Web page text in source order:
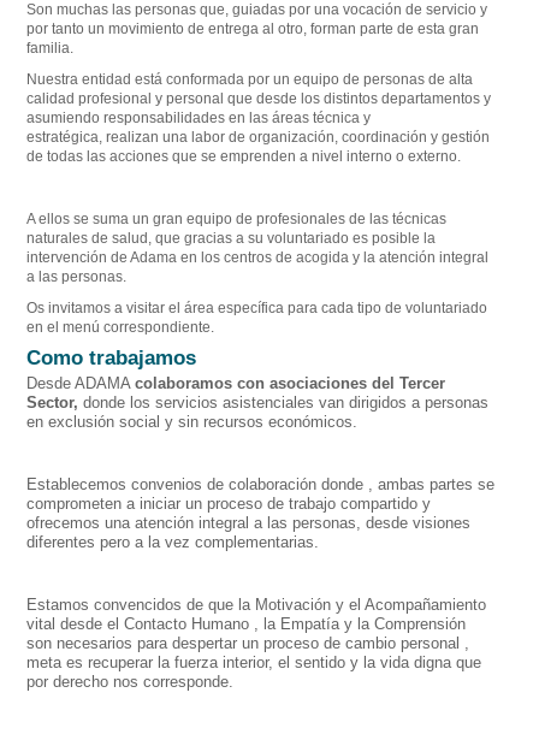
Son muchas las personas que, guiadas por una vocación de servicio y
por tanto un movimiento de entrega al otro, forman parte de esta gran
familia.
Nuestra entidad está conformada por un equipo de personas de alta
calidad profesional y personal que desde los distintos departamentos y
asumiendo responsabilidades en las áreas técnica y
estratégica, realizan una labor de organización, coordinación y gestión
de todas las acciones que se emprenden a nivel interno o externo.
A ellos se suma un gran equipo de profesionales de las técnicas
naturales de salud, que gracias a su voluntariado es posible la
intervención de Adama en los centros de acogida y la atención integral
a las personas.
Os invitamos a visitar el área específica para cada tipo de voluntariado
en el menú correspondiente.
Como trabajamos
Desde ADAMAcolaboramos con asociaciones del Tercer
Sector, donde los servicios asistenciales van dirigidos a personas
en exclusión social y sin recursos económicos.
Establecemos convenios de colaboración donde , ambas partes se
comprometen a iniciar un proceso de trabajo compartido y
ofrecemos una atención integral a las personas, desde visiones
diferentes pero a la vez complementarias.
Estamos convencidos de que la Motivación y el Acompañamiento
vital desde el Contacto Humano , la Empatía y la Comprensión
son necesarios para despertar un proceso de cambio personal ,
meta es recuperar la fuerza interior, el sentido y la vida digna que
por derecho nos corresponde.